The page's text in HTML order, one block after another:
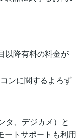
以降有料の料金が
ンに関するよろず
タ、デジカメ）と
ートサポートも利用